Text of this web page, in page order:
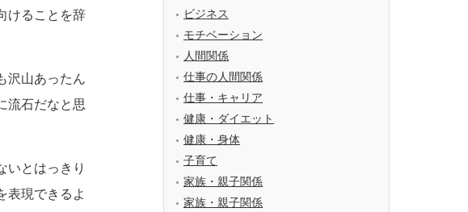
けることを辞
沢山あったん
流石だなと思
いとはっきり
表現できるよ
ビジネス
モチベーション
人間関係
仕事の人間関係
仕事・キャリア
健康・ダイエット
健康・身体
子育て
家族・親子関係
家族・親子関係